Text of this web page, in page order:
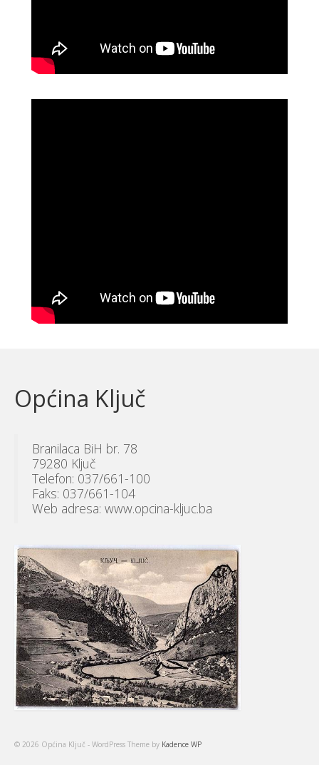
Općina Ključ
Branilaca BiH br. 78
79280 Ključ
Telefon: 037/661-100
Faks: 037/661-104
Web adresa: www.opcina-kljuc.ba
© 2026 Općina Ključ - WordPress Theme by Kadence WP